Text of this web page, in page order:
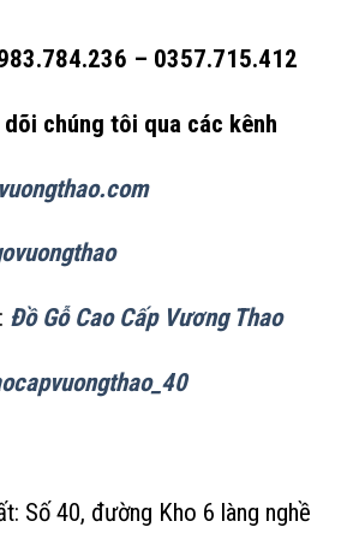
– 0357.715.412
chúng tôi qua các kênh
Đồ Gỗ Cao Cấp Vương Thao
Số 40, đường Kho 6 làng nghề